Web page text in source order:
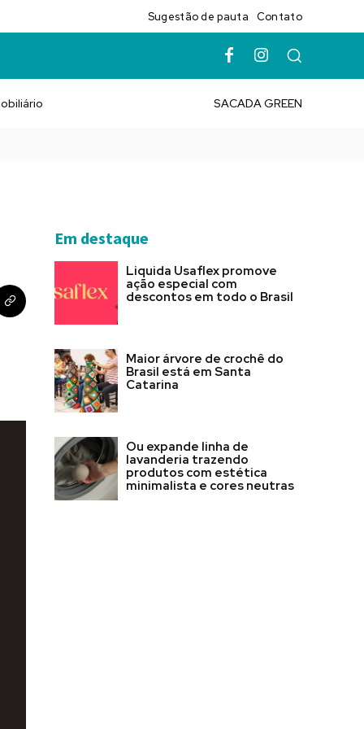
Sugestão de pauta Contato
SACADA GREEN
Em destaque
Liquida Usaflex promove
ação especial com
descontos em todo o Brasil
Maior árvore de crochê do
Brasil está em Santa
Catarina
Ou expande linha de
lavanderia trazendo
produtos com estética
minimalista e cores neutras